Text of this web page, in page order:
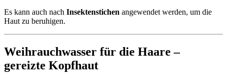
Es kann auch nach Insektenstichen angewendet werden, um die
Haut zu beruhigen.
Weihrauchwasser für die Haare –
gereizte Kopfhaut